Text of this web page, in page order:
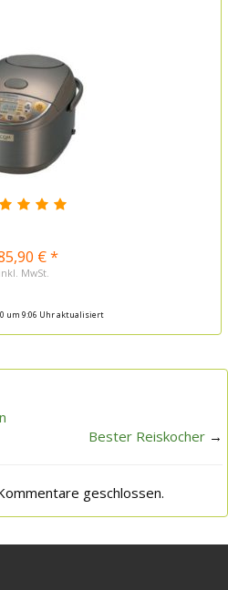
€ *
inkl. MwSt.
um 9:06 Uhr aktualisiert
Bester Reiskocher →
geschlossen.